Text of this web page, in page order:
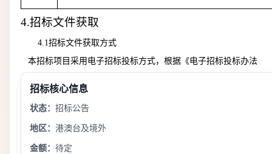
4.招标文件获取
4.1招标文件获取方式
本招标项目采用电子招标投标方式， 根据 《电子招标投标办法
招标核心信息
状态： 招标公告
地区： 港澳台及境外
金额： 待定